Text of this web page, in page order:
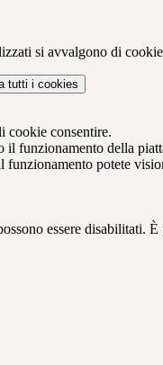
si avvalgono di
tutti i cookies
cookie consentire.
il funzionamento della
funzionamento potete
essere disabilitati.